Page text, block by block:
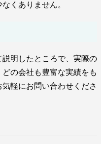
くありません。
明したところで、実際の
の会社も豊富な実績をも
軽にお問い合わせくださ